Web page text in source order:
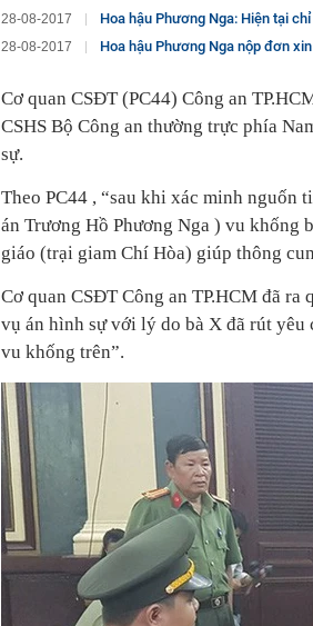
28-08-2017 Hoa hậu Phương Nga: Hiện tại
28-08-2017 Hoa hậu Phương Nga nộp đơn
Cơ quan CSĐT (PC44) Công an
CSHS Bộ Công an thường trực phía
sự.
Theo PC44 , “sau khi xác minh nguốn
án Trương Hồ Phương Nga ) vu khống
giáo (trại giam Chí Hòa) giúp thông
Cơ quan CSĐT Công an TP.HCM đã
vụ án hình sự với lý do bà X đã rút
vu khống trên”.